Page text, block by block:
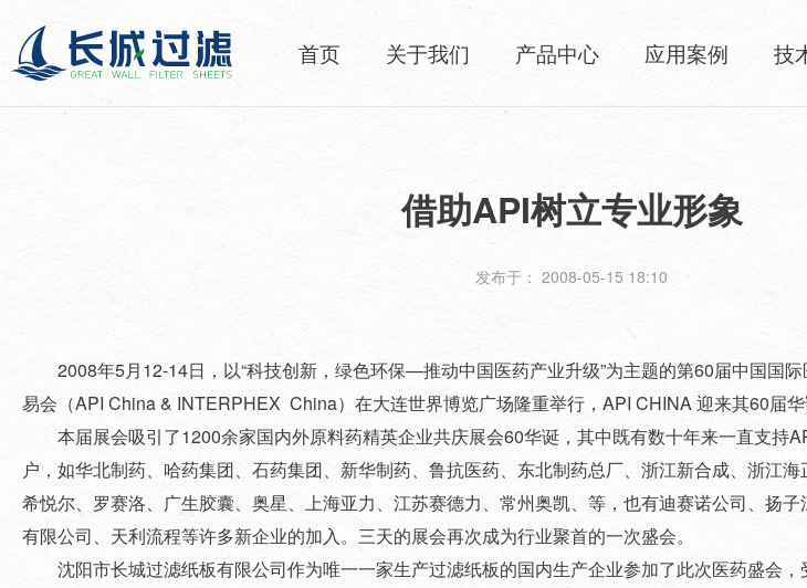
首页 关于我们 产品中心 应用案例 技
借助API树立专业形象
发布于： 2008-05-15 18:10
2008年5月12-14日，以“科技创新，绿色环保—推动中国医药产业升级”为主题的第60届中国国
易会（API China & INTERPHEX China）在大连世界博览广场隆重举行，API CHINA 迎来其60届华
本届展会吸引了1200余家国内外原料药精英企业共庆展会60华诞，其中既有数十年来一直支持
户，如华北制药、哈药集团、石药集团、新华制药、鲁抗医药、东北制药总厂、浙江新合成、浙江海
希悦尔、罗赛洛、广生胶囊、奥星、上海亚力、江苏赛德力、常州奥凯、等，也有迪赛诺公司、扬子
有限公司、天利流程等许多新企业的加入。三天的展会再次成为行业聚首的一次盛会。
沈阳市长城过滤纸板有限公司作为唯一一家生产过滤纸板的国内生产企业参加了此次医药盛会，